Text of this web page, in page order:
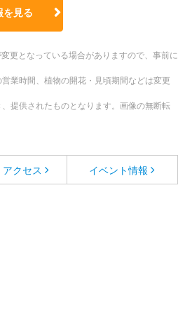
を見る
更となっている場合がありますので、事前に
業時間、植物の開花・見頃期間などは変更
提供されたものとなります。画像の無断転
クセス イベント情報